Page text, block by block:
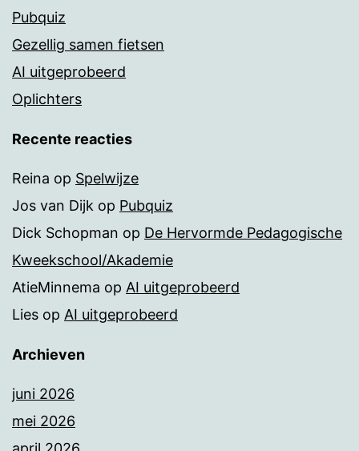
Pubquiz
Gezellig samen fietsen
AI uitgeprobeerd
Oplichters
Recente reacties
Reina op Spelwijze
Jos van Dijk op Pubquiz
Dick Schopman op De Hervormde Pedagogische
Kweekschool/Akademie
AtieMinnema op AI uitgeprobeerd
Lies op AI uitgeprobeerd
Archieven
juni 2026
mei 2026